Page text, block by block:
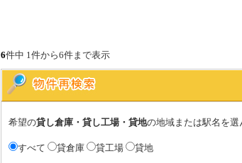
6件中 1件から6件まで表示
希望の貸し倉庫・貸し工場・貸地の地域または駅名を選
すべて 貸倉庫 貸工場 貸地